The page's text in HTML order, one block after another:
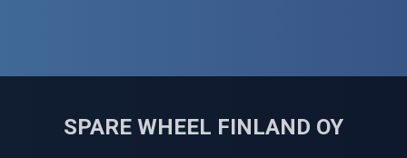
SPARE WHEEL FINLAND OY